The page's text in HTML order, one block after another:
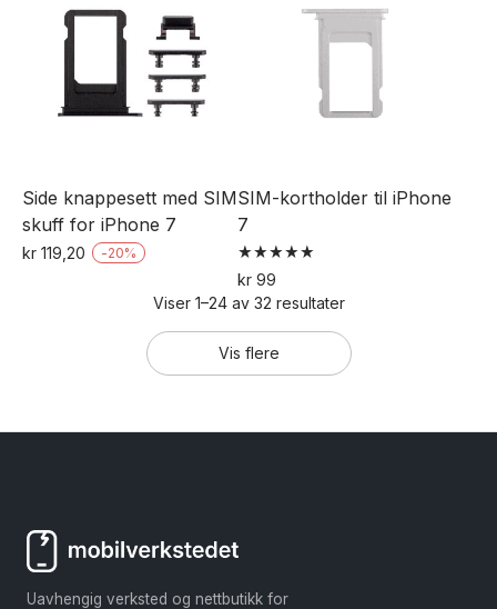
kr 229.
kr 183,20.
Side knappesett med SIM
skuff for iPhone 7
kr 119,20 -20%
Alternativene
produktsiden
SIM-kortholder til iPhone
7
Vurdert
5.00
av 5
kr 99
Dette
produktet
har
varianter.
på
Viser 1–24 av 32 resultater
Vis flere
Uavhengig verksted og nettbutikk for